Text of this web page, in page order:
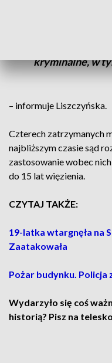
kryminalne, w
– informuje Liszczyńska.
Czterech zatrzymanych
najbliższym czasie sąd
zastosowanie wobec
do 15 lat więzienia.
CZYTAJ TAKŻE:
19-latka wtargnęła na
Zaatakowała
Pożar budynku. Policja
Wydarzyło się coś
historią? Pisz na